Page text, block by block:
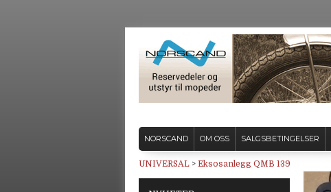
NORSCAND OM OSS SALGSBETINGELSER
UNIVERSAL > Eksosanlegg QMB 139